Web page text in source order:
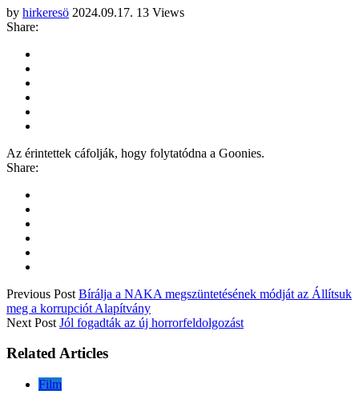
by hirkeresö 2024.09.17. 13 Views
Share:
Az érintettek cáfolják, hogy folytatódna a Goonies.
Share:
Previous Post Bírálja a NAKA megszüntetésének módját az Állítsuk
meg a korrupciót Alapítvány
Next Post Jól fogadták az új horrorfeldolgozást
Related Articles
Film